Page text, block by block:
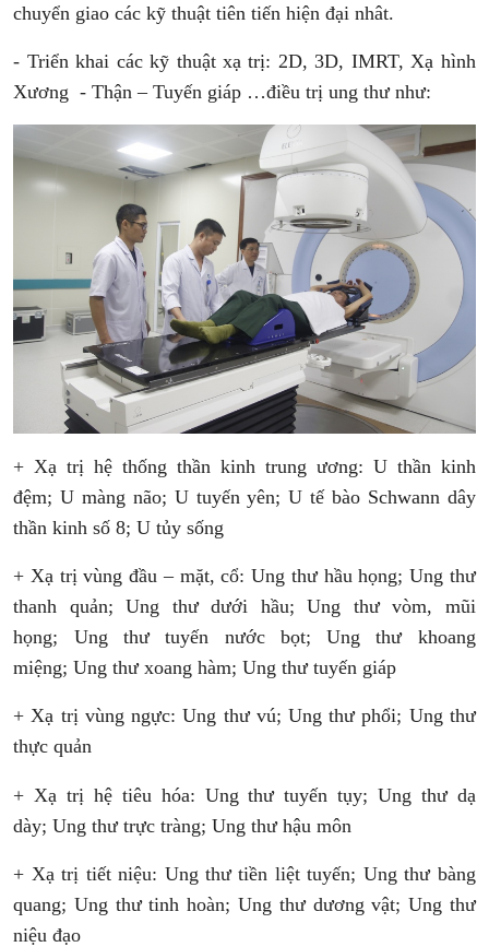
chuyển giao các kỹ thuật tiên tiến hiện đại nhât.
- Triển khai cáckỹ thuật xạ trị: 2D, 3D, IMRT, Xạ hình
Xương - Thận – Tuyến giáp …điều trị ung thư như:
+ Xạ trị hệ thống thần kinh trung ương: U thần kinh
đệm;U màng não; U tuyến yên;U tế bào Schwann dây
thần kinh số 8;U tủy sống
+ Xạ trị vùng đầu – mặt, cổ:Ung thư hầu họng;Ung thư
thanh quản;Ung thư dưới hầu;Ung thư vòm, mũi
họng; Ung thư tuyến nước bọt;Ung thư khoang
miệng;Ung thư xoang hàm;Ung thư tuyến giáp
+ Xạ trị vùng ngực:Ung thư vú; Ung thư phổi; Ung thư
thực quản
+ Xạ trị hệ tiêu hóa: Ung thư tuyến tụy;Ung thư dạ
dày;Ung thư trực tràng;Ung thư hậu môn
+ Xạ trị tiết niệu: Ung thư tiền liệt tuyến; Ung thư bàng
quang; Ung thư tinh hoàn;Ung thư dương vật;Ung thư
niệu đạo